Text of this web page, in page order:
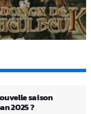
saison
2025 ?